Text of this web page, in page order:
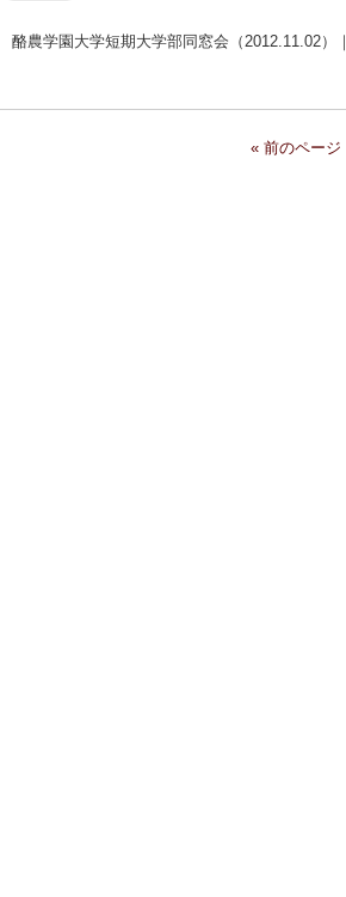
酪農学園大学短期大学部同窓会（2012.11.02）｜
« 前のページ